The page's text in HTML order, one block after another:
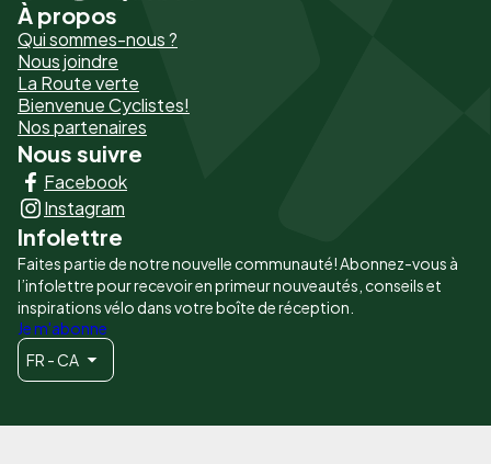
Pied
de
page
-
Liens
principaux
À propos
Qui sommes-nous ?
Nous joindre
La Route verte
Bienvenue Cyclistes!
Nos partenaires
Nous suivre
Facebook
Instagram
Infolettre
Faites partie de notre nouvelle communauté! Abonnez-vous à
l’infolettre pour recevoir en primeur nouveautés, conseils et
inspirations vélo dans votre boîte de réception.
Je m'abonne
FR - CA